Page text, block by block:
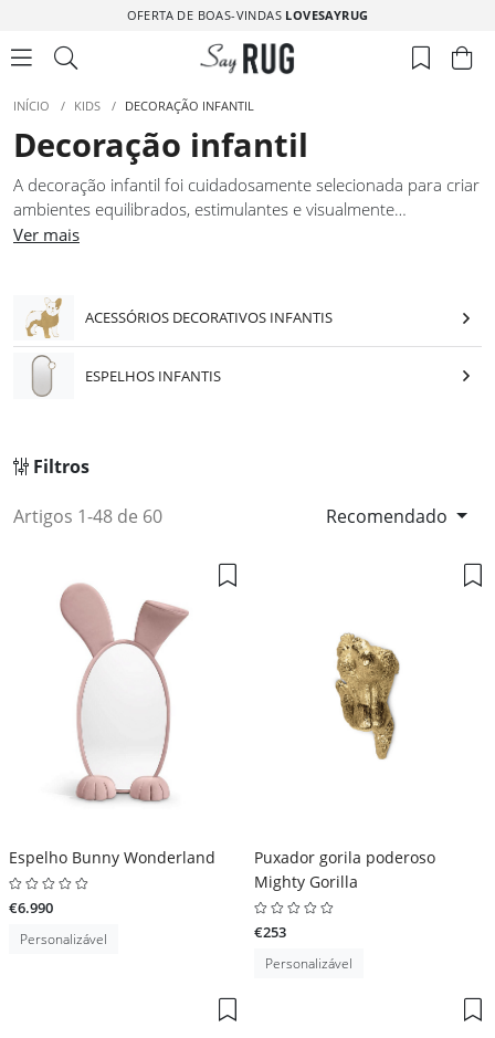
OFERTA DE BOAS-VINDAS LOVESAYRUG
INÍCIO / KIDS / DECORAÇÃO INFANTIL
Decoração infantil
A decoração infantil foi cuidadosamente selecionada para criar
ambientes equilibrados, estimulantes e visualmente
agradáveis. Cada elemento contribui para compor quartos e
privilegia formas suaves e presença leve, facilitando
combinações harmoniosas. Ideal para quem procura construir
espaços infantis bem pensados, onde funcionalidade e design
caminham em conjunto.
Ver mais
ACESSÓRIOS DECORATIVOS INFANTIS
ESPELHOS INFANTIS
Filtros
Artigos 1-48 de 60 Recomendado
Espelho Bunny Wonderland
€6.990
Personalizável
Puxador gorila poderoso
Mighty Gorilla
€253
Personalizável